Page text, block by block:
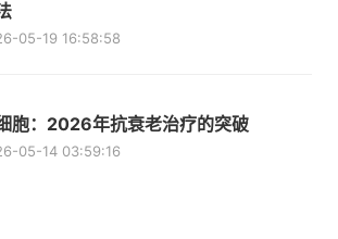
05-19 16:58:58
胞：2026年抗衰老治疗的突破
05-14 03:59:16